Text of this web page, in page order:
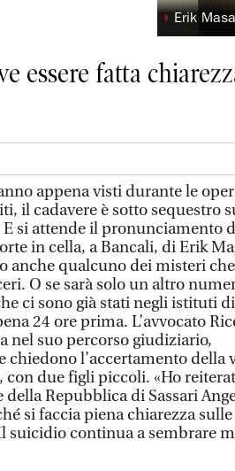
◗ Erik
essere fatta
appena visti durante le
il cadavere è sotto sequestro
si attende il pronunciamento
in cella, a Bancali, di Erik
anche qualcuno dei misteri che
O se sarà solo un altro
ci sono già stati negli istituti
24 ore prima. L’avvocato
nel suo percorso giudiziario,
l’accertamento della
due figli piccoli. «Ho
Repubblica di Sassari
si faccia piena chiarezza sulle
suicidio continua a sembrare